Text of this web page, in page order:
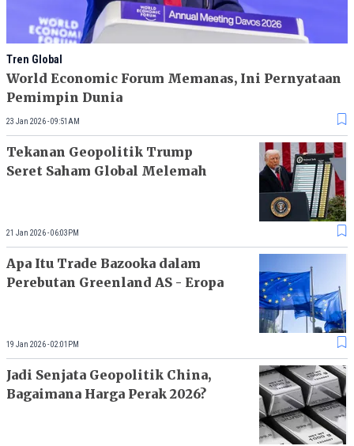
Tren Global
World Economic Forum Memanas, Ini Pernyataan
Pemimpin Dunia
23 Jan 2026 - 09:51AM
Tekanan Geopolitik Trump
Seret Saham Global Melemah
21 Jan 2026 - 06:03PM
Apa Itu Trade Bazooka dalam
Perebutan Greenland AS - Eropa
19 Jan 2026 - 02:01PM
Jadi Senjata Geopolitik China,
Bagaimana Harga Perak 2026?